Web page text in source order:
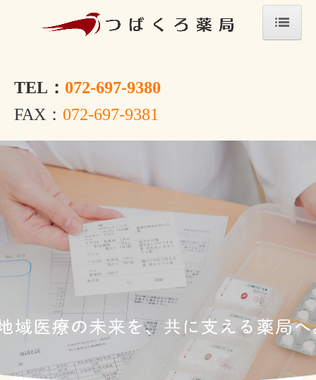
処方箋の受付
ジェネリック薬について
採用情報
TEL： 072-697-9380
FAX： 072-697-9381